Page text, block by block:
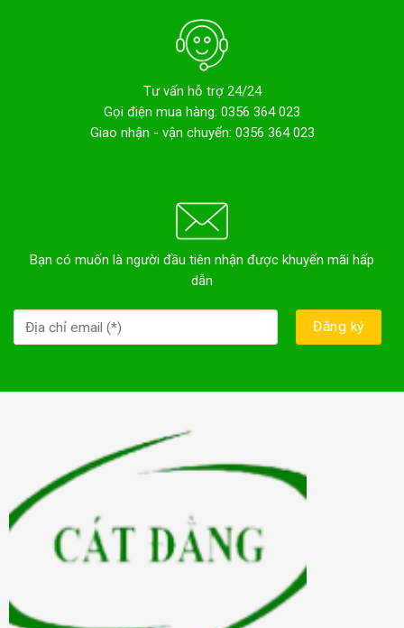
Tư vấn hỗ trợ 24/24
Gọi điện mua hàng: 0356 364 023
Giao nhận - vận chuyển: 0356 364 023
Bạn có muốn là người đầu tiên nhận được khuyến mãi hấp
dẫn